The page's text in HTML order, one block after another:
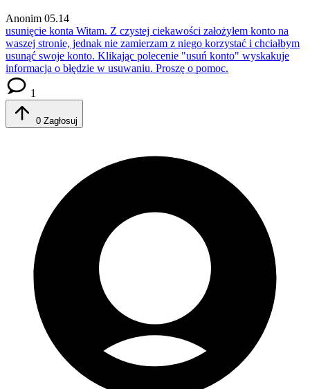
Anonim 05.14
usunięcie konta Witam. Z czystej ciekawości założyłem konto na
waszej stronie, jednak nie zamierzam z niego korzystać i chciałbym
usunąć swoje konto. Klikając polecenie "usuń konto" wyskakuje
informacja o błędzie w usuwaniu. Proszę o pomoc.
1
0 Zagłosuj